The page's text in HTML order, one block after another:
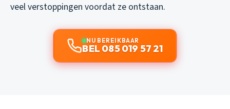
veel verstoppingen voordat ze ontstaan.
NU BEREIKBAAR
BEL 085 019 57 21